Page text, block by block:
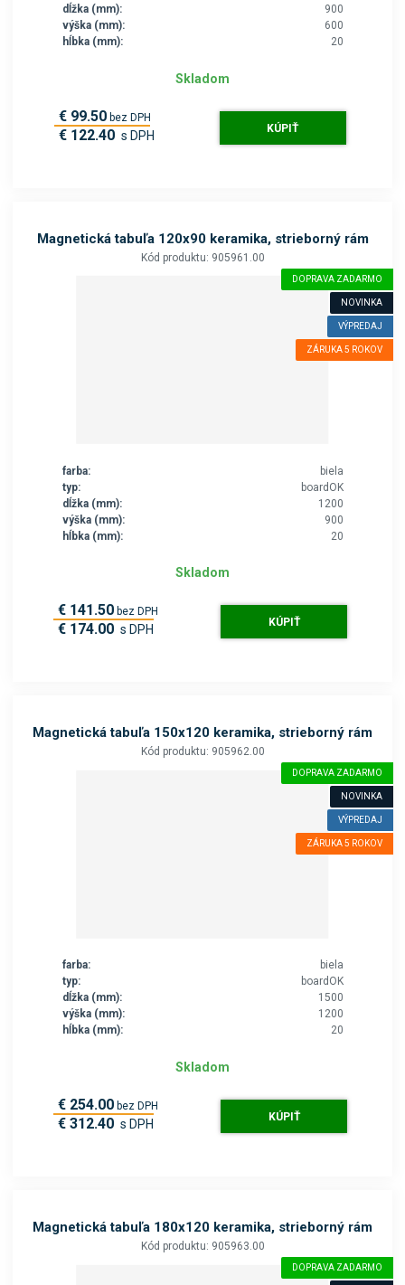
dĺžka (mm):
900
výška (mm):
600
hĺbka (mm):
20
Skladom
€ 99.50 bez DPH
€ 122.40 s DPH KÚPIŤ
Magnetická tabuľa 120x90 keramika, strieborný rám
Kód produktu: 905961.00
DOPRAVA ZADARMO
NOVINKA
VÝPREDAJ
ZÁRUKA 5 ROKOV
farba:
biela
typ:
boardOK
dĺžka (mm):
1200
výška (mm):
900
hĺbka (mm):
20
Skladom
€ 141.50 bez DPH
€ 174.00 s DPH KÚPIŤ
Magnetická tabuľa 150x120 keramika, strieborný rám
Kód produktu: 905962.00
DOPRAVA ZADARMO
NOVINKA
VÝPREDAJ
ZÁRUKA 5 ROKOV
farba:
biela
typ:
boardOK
dĺžka (mm):
1500
výška (mm):
1200
hĺbka (mm):
20
Skladom
€ 254.00 bez DPH
€ 312.40 s DPH KÚPIŤ
Magnetická tabuľa 180x120 keramika, strieborný rám
Kód produktu: 905963.00
DOPRAVA ZADARMO